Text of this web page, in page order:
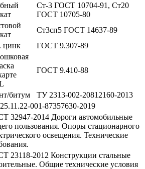
Ст-3 ГОСТ 10704-91, Ст20
ГОСТ 10705-80
Ст3сп5 ГОСТ 14637-89
цинк
ГОСТ 9.307-89
ГОСТ 9.410-88
битум ТУ 2313-002-20812160-2013
001-87357630-2019
32947-2014 Дороги автомобильные
пользования. Опоры стационарного
освещения. Технические
23118-2012 Конструкции стальные
Общие технические условия